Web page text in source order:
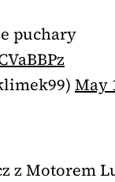
puchary
May
z Motorem